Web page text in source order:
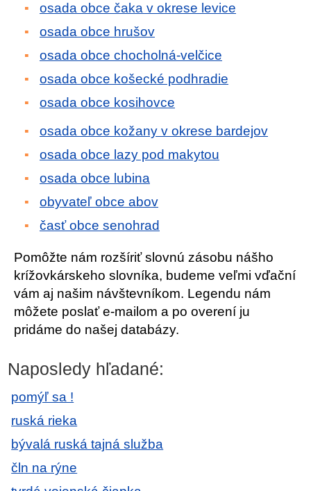
osada obce čaka v okrese levice
osada obce hrušov
osada obce chocholná-velčice
osada obce košecké podhradie
osada obce kosihovce
osada obce kožany v okrese bardejov
osada obce lazy pod makytou
osada obce lubina
obyvateľ obce abov
časť obce senohrad
Pomôžte nám rozšíriť slovnú zásobu nášho
krížovkárskeho slovníka, budeme veľmi vďační
vám aj našim návštevníkom. Legendu nám
môžete poslať e-mailom a po overení ju
pridáme do našej databázy.
Naposledy hľadané:
pomýľ sa !
ruská rieka
bývalá ruská tajná služba
čln na rýne